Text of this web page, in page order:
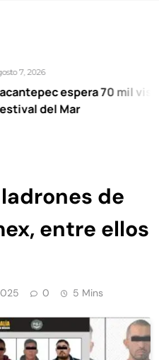
espera 70 mil visitantes
Mar
de
entre ellos
0 5 Mins